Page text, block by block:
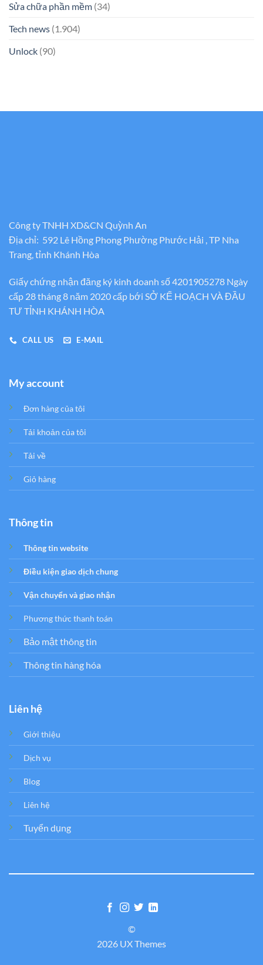
Sửa chữa phần mềm (34)
Tech news (1.904)
Unlock (90)
Công ty TNHH XD&CN Quỳnh An
Địa chỉ: 592 Lê Hồng Phong Phường Phước Hải , TP Nha
Trang, tỉnh Khánh Hòa
Giấy chứng nhận đăng ký kinh doanh số 4201905278 Ngày
cấp 28 tháng 8 năm 2020 cấp bới SỞ KẾ HOẠCH VÀ ĐẦU
TƯ TỈNH KHÁNH HÒA
CALL US E-MAIL
My account
Đơn hàng của tôi
Tải khoản của tôi
Tải về
Giỏ hàng
Thông tin
Thông tin website
Điều kiện giao dịch chung
Vận chuyển và giao nhận
Phương thức thanh toán
Bảo mật thông tin
Thông tin hàng hóa
Liên hệ
Giới thiệu
Dịch vụ
Blog
Liên hệ
Tuyển dụng
©
2026 UX Themes